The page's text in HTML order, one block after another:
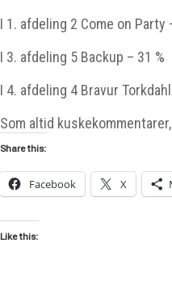
I 1. afdeling 2 Come on Party
I 3. afdeling 5 Backup – 31 %
I 4. afdeling 4 Bravur
Som altid
Share this:
Facebook X
Like this: